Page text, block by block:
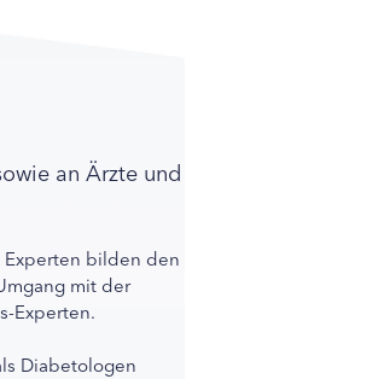
an Ärzte und
bilden den
mit der
Experten.
Diabetologen